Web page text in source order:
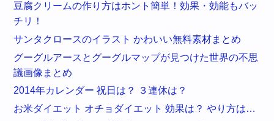
豆腐クリームの作り方はホント簡単！効果・効能もバッ
チリ！
サンタクロースのイラスト かわいい無料素材まとめ
グーグルアースとグーグルマップが見つけた世界の不思
議画像まとめ
2014年カレンダー 祝日は？ ３連休は？
お米ダイエット オチョダイエット 効果は？ やり方は…